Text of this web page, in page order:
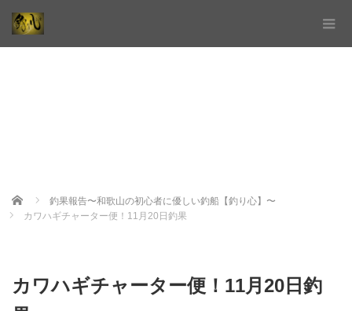
Home
釣果報告〜和歌山の初心者に優しい釣船【釣り心】〜
カワハギチャーター便！11月20日釣果
カワハギチャーター便！11月20日釣